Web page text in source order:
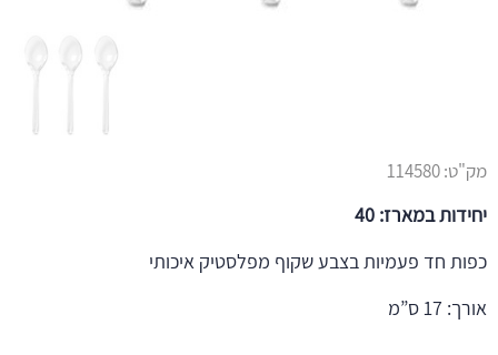
מק"ט:114580
יחידות במארז: 40
כפות חד פעמיות בצבע שקוף מפלסטיק איכותי
אורך: 17 ס”מ